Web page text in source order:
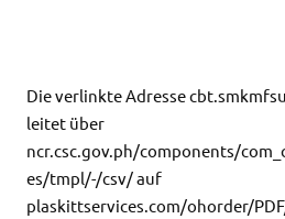
Die verlinkte Adresse
leitet über
ncr.csc.gov.ph/components/
es/tmpl/-/csv/ auf
plaskittservices.com/ohorder/